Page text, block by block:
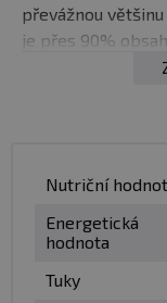
převážnou
je přes 90%
sacharidů a
bílkovin pro
nebo
vegany a osoby
bílkovin přispívá
Nutriční
Energetická
hodnota
Tuky